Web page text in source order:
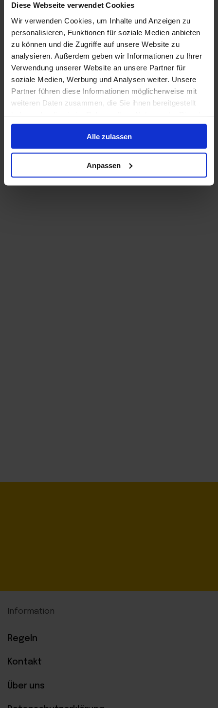
Diese Webseite verwendet Cookies
Wir verwenden Cookies, um Inhalte und Anzeigen zu
personalisieren, Funktionen für soziale Medien anbieten
zu können und die Zugriffe auf unsere Website zu
analysieren. Außerdem geben wir Informationen zu Ihrer
Verwendung unserer Website an unsere Partner für
soziale Medien, Werbung und Analysen weiter. Unsere
Partner führen diese Informationen möglicherweise mit
weiteren Daten zusammen, die Sie ihnen bereitgestellt
gesammelt haben.
Alle zulassen
Anpassen
– mit
Veredelung
24,77€
Information
Regeln
Kontakt
Über uns